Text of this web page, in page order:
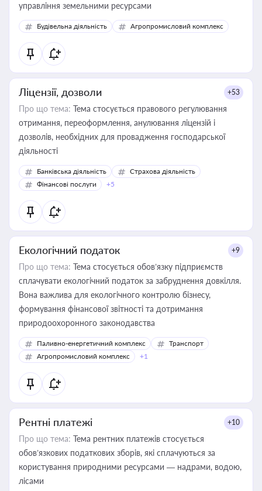
управління земельними ресурсами
Будівельна діяльність Агропромисловий комплекс
Ліцензії, дозволи +53
Про що тема: Тема стосується правового регулювання
отримання, переоформлення, анулювання ліцензій і
дозволів, необхідних для провадження господарської
діяльності
Банківська діяльність
Страхова діяльність
Фінансові послуги
+5
Екологічний податок +9
Про що тема: Тема стосується обов’язку підприємств
сплачувати екологічний податок за забруднення довкілля.
Вона важлива для екологічного контролю бізнесу,
формування фінансової звітності та дотримання
природоохоронного законодавства
Паливно-енергетичний комплекс
Транспорт
Агропромисловий комплекс
+1
Рентні платежі +10
Про що тема: Тема рентних платежів стосується
обов’язкових податкових зборів, які сплачуються за
користування природними ресурсами — надрами, водою,
лісами